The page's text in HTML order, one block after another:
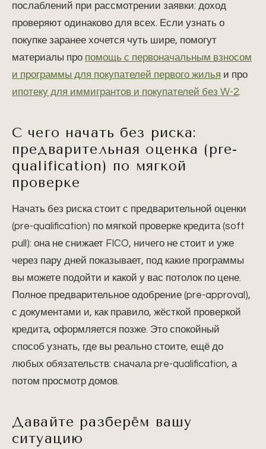
послаблений при рассмотрении заявки: доход
проверяют одинаково для всех. Если узнать о
покупке заранее хочется чуть шире, помогут
материалы про помощь с первоначальным взносом
и программы для покупателей первого жилья и про
ипотеку для иммигрантов и покупателей без W-2.
С чего начать без риска:
предварительная оценка (pre-
qualification) по мягкой
проверке
Начать без риска стоит с предварительной оценки
(pre-qualification) по мягкой проверке кредита (soft
pull): она не снижает FICO, ничего не стоит и уже
через пару дней показывает, под какие программы
вы можете подойти и какой у вас потолок по цене.
Полное предварительное одобрение (pre-approval),
с документами и, как правило, жёсткой проверкой
кредита, оформляется позже. Это спокойный
способ узнать, где вы реально стоите, ещё до
любых обязательств: сначала pre-qualification, а
потом просмотр домов.
Давайте разберём вашу
ситуацию